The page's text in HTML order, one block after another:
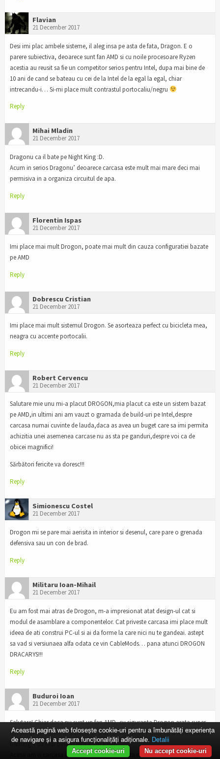
Flavian
21 December 2017
Desi imi plac ambele sisteme, il aleg insa pe asta de fata, Dragon. E o
parere subiectiva, deoarece sunt fan AMD si cu noile procesoare Ryzen
acestia au reusit sa fie un competitor serios pentru Intel, dupa mai bine de
10 ani de cand se bateau cu cei de la Intel de la egal la egal, chiar
intrecandu-i… Si-mi place mult contrastul portocaliu/negru
Reply
Mihai Mladin
21 December 2017
Dragonu ca il bate pe Night King :D.
Acum in serios Dragonu’ deoarece carcasa este mult mai mare deci mai
permisiva in a organiza circuitul de apa.
Reply
Florentin Ispas
21 December 2017
Imi place mai mult Drogon, poate mai mult din cauza configuratiei bazate
pe AMD
Reply
Dobrescu Cristian
21 December 2017
Imi place mai mult sistemul Drogon. Se asorteaza perfect cu bicicleta mea,
neagra cu accente portocalii.
Reply
Robert Cervencu
21 December 2017
Salutare mie unu mi-a placut DROGON,mia placut ca este un sistem bazat
pe AMD,in ultimi ani am vauzt o gramada de build-uri pe Intel,despre
carcasa numai cuvinte de lauda,daca as avea un buget care sa imi permita
achizitia unei asemenea carcase nu as sta pe ganduri,despre voi ca de
obicei magnifici!
Sărbători fericite va doresc!!!
Reply
Simionescu Costel
21 December 2017
Drogon mi se pare mai aerisita in interior si desenul, care pare o grenada
defensiva sau un con de brad.
Reply
Militaru Ioan-Mihail
21 December 2017
Eu am fost mai atras de Drogon, m-a impresionat atat design-ul cat si
modul de asamblare a componentelor. Cat priveste carcasa imi place mult
ideea de ati construi PC-ul si ai da forme la care nici nu te gandeai. astept
sa vad si versiunaea alfa odata ce vin CableMods… pana atunci DROGON
DRACARYS!!!
Reply
Buduroi Ioan
21 December 2017
Salutare! Chiar daca nu sunt un fan AMD, cu siguranta Drogon arata super
din punct de vedere al aspectului si al configuratiei. Poate ca si AORUS X399
Gaming 7 da mai bine in fata Asrock-ului
Acasa am o carcasa imensa si poate ca de asta nu am fost atras de Night
Această pagină web folosește cookie-uri pentru a îmbunătăți experiența
de navigare și a asigura funcționalițăți adiționale. Detalii
Nu accept cookie-uri
Accept cookie-uri